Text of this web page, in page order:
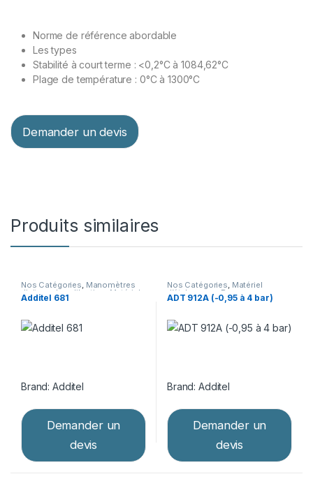
Norme de référence abordable
Les types
Stabilité à court terme : <0,2°C à 1084,62°C
Plage de température : 0°C à 1300°C
Demander un devis
Produits similaires
Nos Catégories, Manomètres
digitaux de calibration Matériel
d’étalonnage
Additel 681
Brand:Additel
Demander un
devis
Nos Catégories, Matériel
d’étalonnage ,Pompes
pneumatiques
ADT 912A (-0,95 à 4 bar)
Brand:Additel
Demander un
devis